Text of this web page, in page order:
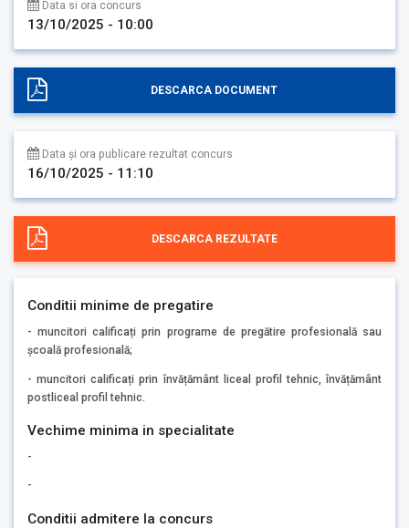
Data si ora concurs
13/10/2025 - 10:00
DESCARCA DOCUMENT
Data și ora publicare rezultat concurs
16/10/2025 - 11:10
DESCARCA REZULTATE
Conditii minime de pregatire
- muncitori calificați prin programe de pregătire profesională sau
școală profesională;
- muncitori calificați prin învățământ liceal profil tehnic, învățământ
postliceal profil tehnic.
Vechime minima in specialitate
-
-
Conditii admitere la concurs